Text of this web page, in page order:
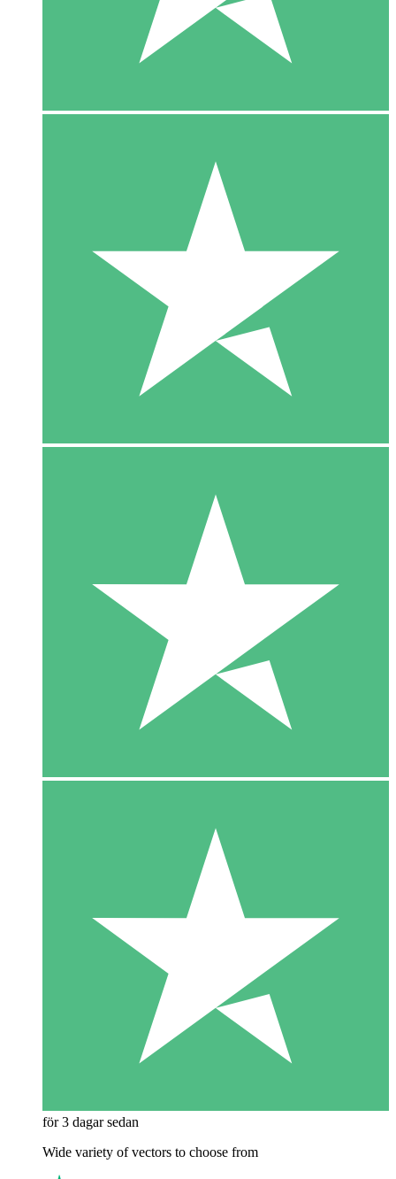
för 3 dagar sedan
Wide variety of vectors to choose from